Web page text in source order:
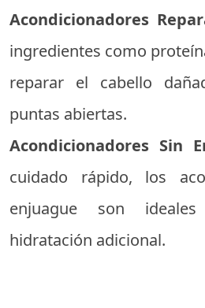
Acondicionadores
ingredientes como
reparar el cabello
puntas abiertas.
Acondicionadores Sin
cuidado rápido, los
enjuague son
hidratación adicional.